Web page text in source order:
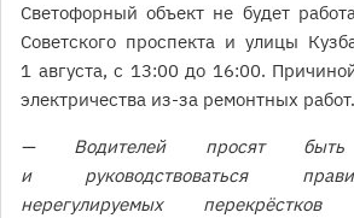
Светофорный объект не будет
Советского проспекта и улицы
1 августа, с 13:00 до 16:00.
электричества из-за ремонтных работ.
— Водителей просят быть
и руководствоваться
нерегулируемых